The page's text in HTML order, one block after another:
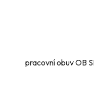
pracovní obuv OB